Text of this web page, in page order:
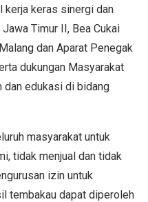
kerja keras sinergi dan
Timur II, Bea Cukai
dan Aparat Penegak
dukungan Masyarakat
dan edukasi di bidang
masyarakat untuk
tidak menjual dan tidak
izin untuk
tembakau dapat diperoleh